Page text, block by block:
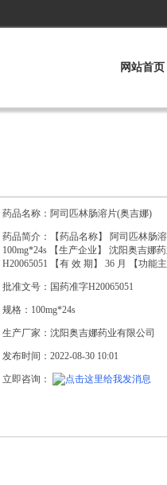
网站首页
药品名称：阿司匹林肠溶片(奥吉娜)
药品简介：【药品名称】 阿司匹林肠
100mg*24s 【生产企业】 沈阳奥吉娜
H20065051 【有 效 期】 36 月 【功能
批准文号：国药准字H20065051
规格：100mg*24s
生产厂家：沈阳奥吉娜药业有限公司
发布时间：2022-08-30 10:01
立即咨询：